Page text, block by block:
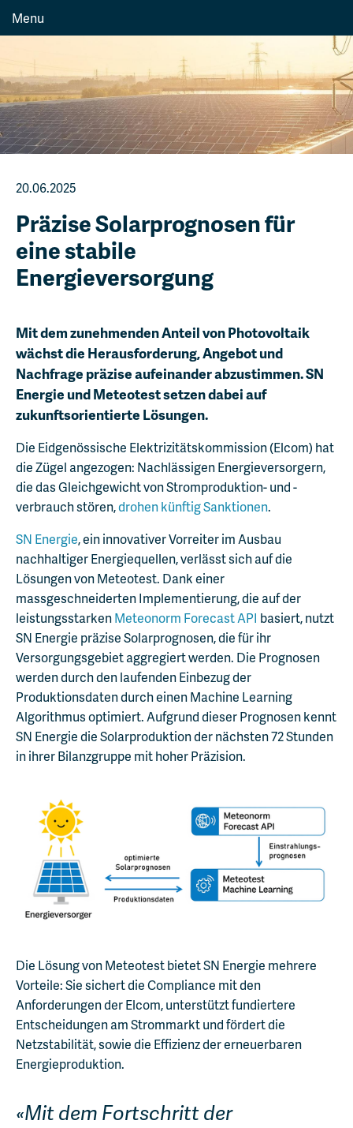
20.06.2025
Präzise Solarprognosen für
eine stabile
Energieversorgung
Mit dem zunehmenden Anteil von Photovoltaik
wächst die Herausforderung, Angebot und
Nachfrage präzise aufeinander abzustimmen. SN
Energie und Meteotest setzen dabei auf
zukunftsorientierte Lösungen.
Die Eidgenössische Elektrizitätskommission (Elcom) hat
die Zügel angezogen: Nachlässigen Energieversorgern,
die das Gleichgewicht von Stromproduktion- und -
verbrauch stören,drohen künftig Sanktionen.
SN Energie, ein innovativer Vorreiter im Ausbau
nachhaltiger Energiequellen, verlässt sich auf die
Lösungen von Meteotest. Dank einer
massgeschneiderten Implementierung, die auf der
leistungsstarkenMeteonorm Forecast API basiert, nutzt
SN Energie präzise Solarprognosen, die für ihr
Versorgungsgebiet aggregiert werden. Die Prognosen
werden durch den laufenden Einbezug der
Produktionsdaten durch einen Machine Learning
Algorithmus optimiert. Aufgrund dieser Prognosen kennt
SN Energie die Solarproduktion der nächsten 72 Stunden
in ihrer Bilanzgruppe mit hoher Präzision.
Die Lösung von Meteotest bietet SN Energie mehrere
Vorteile: Sie sichert die Compliance mit den
Anforderungen der Elcom, unterstützt fundiertere
Entscheidungen am Strommarkt und fördert die
Netzstabilität, sowie die Effizienz der erneuerbaren
Energieproduktion.
Mit dem Fortschritt der
Menu